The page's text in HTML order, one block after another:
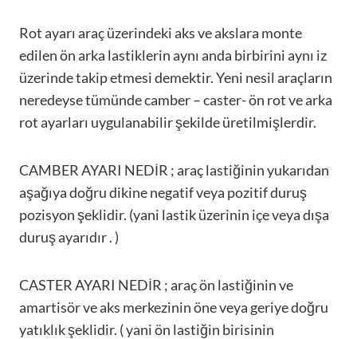
Rot ayarı araç üzerindeki aks ve akslara monte
edilen ön arka lastiklerin aynı anda birbirini aynı iz
üzerinde takip etmesi demektir. Yeni nesil araçların
neredeyse tümünde camber – caster- ön rot ve arka
rot ayarları uygulanabilir şekilde üretilmişlerdir.
CAMBER AYARI NEDİR ; araç lastiğinin yukarıdan
aşağıya doğru dikine negatif veya pozitif duruş
pozisyon şeklidir. (yani lastik üzerinin içe veya dışa
duruş ayarıdır . )
CASTER AYARI NEDİR ; araç ön lastiğinin ve
amartisör ve aks merkezinin öne veya geriye doğru
yatıklık şeklidir. ( yani ön lastiğin birisinin